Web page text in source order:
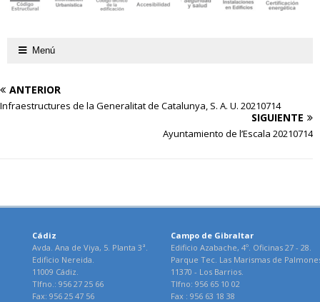
Menú
ANTERIOR
Infraestructures de la Generalitat de Catalunya, S. A. U. 20210714
SIGUIENTE
Ayuntamiento de l’Escala 20210714
Cádiz
Avda. Ana de Viya, 5. Planta 3ª.
Edificio Nereida.
11009 Cádiz.
Tlfno.: 956 27 25 66
Fax: 956 25 47 56
Campo de Gibraltar
Edificio Azabache, 4º. Oficinas 27 - 28.
Parque Tec. Las Marismas de
11370 - Los Barrios.
Tlfno: 956 65 10 02
Fax : 956 63 18 38